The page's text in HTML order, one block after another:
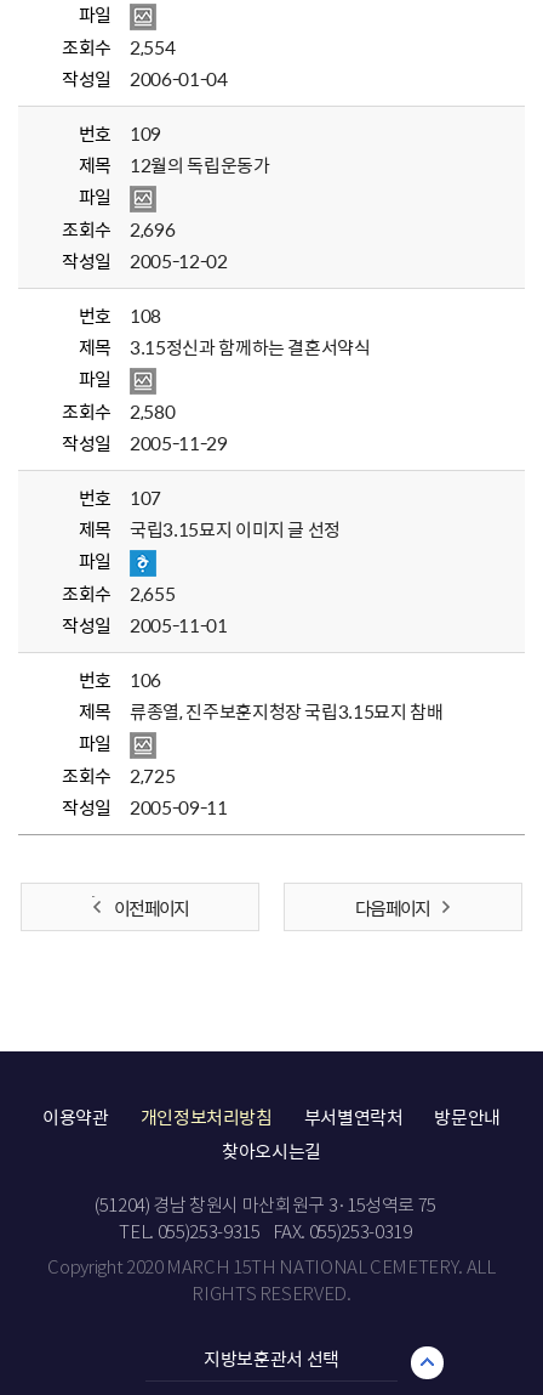
파일
조회수
2,554
작성일
2006-01-04
번호
109
제목
12월의 독립운동가
파일
조회수
2,696
작성일
2005-12-02
번호
108
제목
3.15정신과 함께하는 결혼서약식
파일
조회수
2,580
작성일
2005-11-29
번호
107
제목
국립3.15묘지 이미지 글 선정
파일
조회수
2,655
작성일
2005-11-01
번호
106
제목
류종열, 진주보훈지청장 국립3.15묘지 참배
파일
조회수
2,725
작성일
2005-09-11
이전 페이지 다음 페이지
이용약관 개인정보처리방침 부서별연락처
방문안내
찾아오시는길
(51204) 경남 창원시 마산회원구 3·15성역로 75
TEL. 055)253-9315
FAX. 055)253-0319
Copyright 2020 MARCH 15TH NATIONAL CEMETERY. ALL
RIGHTS RESERVED.
지방보훈관서 선택